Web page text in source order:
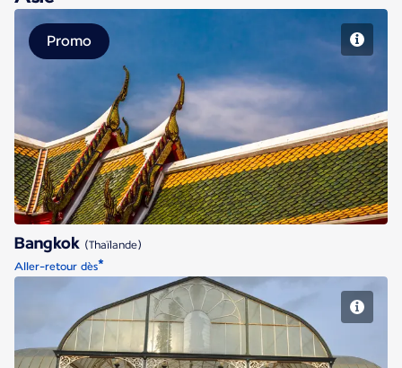
Bangkok
Promo
Bangkok (Thaïlande)
Aller-retour dès*